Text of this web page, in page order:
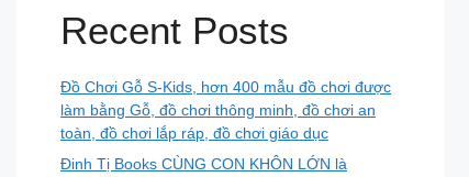
Recent Posts
Đồ Chơi Gỗ S-Kids, hơn 400 mẫu đồ chơi được
làm bằng Gỗ, đồ chơi thông minh, đồ chơi an
toàn, đồ chơi lắp ráp, đồ chơi giáo dục
Đinh Tị Books CÙNG CON KHÔN LỚN là